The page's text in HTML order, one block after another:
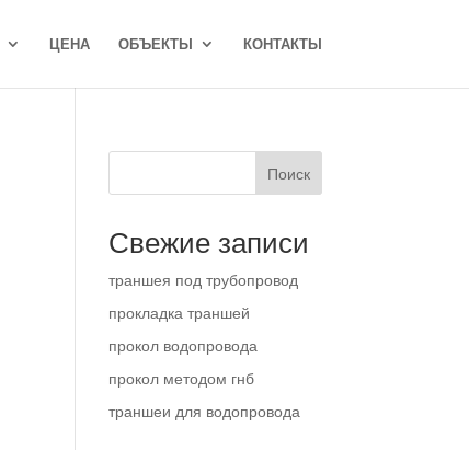
ЦЕНА ОБЪЕКТЫ КОНТАКТЫ
Поиск
Свежие записи
траншея под трубопровод
прокладка траншей
прокол водопровода
прокол методом гнб
траншеи для водопровода